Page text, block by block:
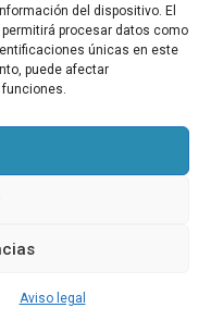
del dispositivo. El
procesar datos como
únicas en este
puede afectar
Aviso legal
Física: